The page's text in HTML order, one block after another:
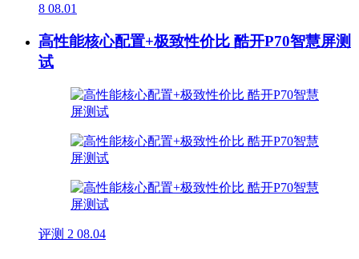
8 08.01
高性能核心配置+极致性价比 酷开P70智慧屏测
试
评测 2 08.04